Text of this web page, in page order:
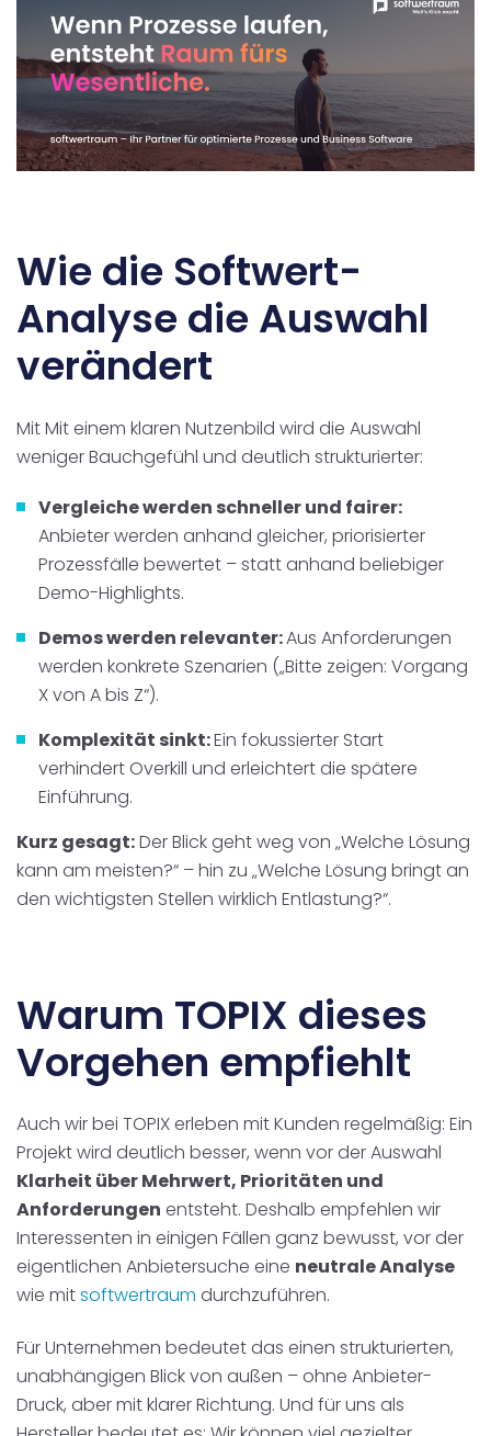
Wie die Softwert-
Analyse die Auswahl
verändert
Mit Mit einem klaren Nutzenbild wird die Auswahl
weniger Bauchgefühl und deutlich strukturierter:
Vergleiche werden schneller und fairer:
Anbieter werden anhand gleicher, priorisierter
Prozessfälle bewertet – statt anhand beliebiger
Demo-Highlights.
Demos werden relevanter:Aus Anforderungen
werden konkrete Szenarien („Bitte zeigen: Vorgang
X von A bis Z“).
Komplexität sinkt:Ein fokussierter Start
verhindert Overkill und erleichtert die spätere
Einführung.
Kurz gesagt:Der Blick geht weg von „Welche Lösung
kann am meisten?“ – hin zu „Welche Lösung bringt an
den wichtigsten Stellen wirklich Entlastung?“.
Warum TOPIX dieses
Vorgehen empfiehlt
Auch wir bei TOPIX erleben mit Kunden regelmäßig: Ein
Projekt wird deutlich besser, wenn vor der Auswahl
Klarheit über Mehrwert, Prioritäten und
Anforderungen entsteht. Deshalb empfehlen wir
Interessenten in einigen Fällen ganz bewusst, vor der
eigentlichen Anbietersuche eine neutrale Analyse
wie mitsoftwertraum durchzuführen.
Für Unternehmen bedeutet das einen strukturierten,
unabhängigen Blick von außen – ohne Anbieter-
Druck, aber mit klarer Richtung. Und für uns als